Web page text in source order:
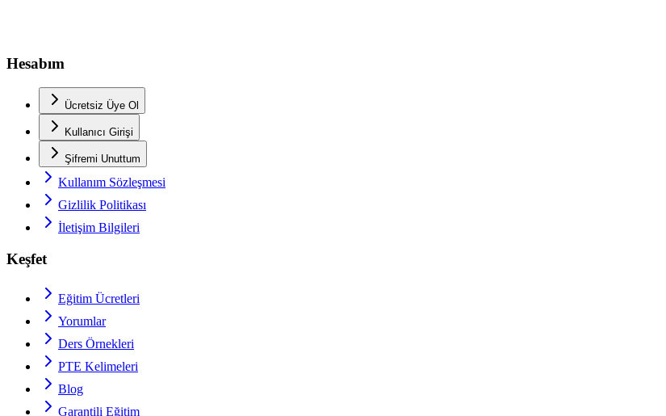
Hesabım
Ücretsiz Üye Ol
Kullanıcı Girişi
Şifremi Unuttum
Kullanım Sözleşmesi
Gizlilik Politikası
İletişim Bilgileri
Keşfet
Eğitim Ücretleri
Yorumlar
Ders Örnekleri
PTE Kelimeleri
Blog
Garantili Eğitim